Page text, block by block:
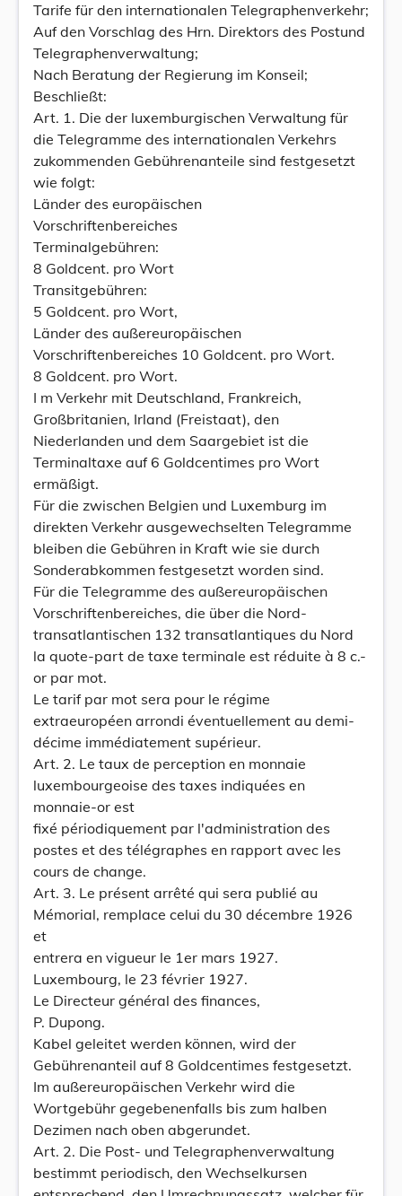
Tarife für den internationalen Telegraphenverkehr;
Auf den Vorschlag des Hrn. Direktors des Postund
Telegraphenverwaltung;
Nach Beratung der Regierung im Konseil;
Beschließt:
Art. 1. Die der luxemburgischen Verwaltung für
die Telegramme des internationalen Verkehrs
zukommenden Gebührenanteile sind festgesetzt
wie folgt:
Länder des europäischen
Vorschriftenbereiches
Terminalgebühren:
8 Goldcent. pro Wort
Transitgebühren:
5 Goldcent. pro Wort,
Länder des außereuropäischen
Vorschriftenbereiches 10 Goldcent. pro Wort.
8 Goldcent. pro Wort.
I m Verkehr mit Deutschland, Frankreich,
Großbritanien, Irland (Freistaat), den
Niederlanden und dem Saargebiet ist die
Terminaltaxe auf 6 Goldcentimes pro Wort
ermäßigt.
Für die zwischen Belgien und Luxemburg im
direkten Verkehr ausgewechselten Telegramme
bleiben die Gebühren in Kraft wie sie durch
Sonderabkommen festgesetzt worden sind.
Für die Telegramme des außereuropäischen
Vorschriftenbereiches, die über die Nord-
transatlantischen 132 transatlantiques du Nord
la quote-part de taxe terminale est réduite à 8 c.-
or par mot.
Le tarif par mot sera pour le régime
extraeuropéen arrondi éventuellement au demi-
décime immédiatement supérieur.
Art. 2. Le taux de perception en monnaie
luxembourgeoise des taxes indiquées en
monnaie-or est
fixé périodiquement par l'administration des
postes et des télégraphes en rapport avec les
cours de change.
Art. 3. Le présent arrêté qui sera publié au
Mémorial, remplace celui du 30 décembre 1926
et
entrera en vigueur le 1er mars 1927.
Luxembourg, le 23 février 1927.
Le Directeur général des finances,
P. Dupong.
Kabel geleitet werden können, wird der
Gebührenanteil auf 8 Goldcentimes festgesetzt.
Im außereuropäischen Verkehr wird die
Wortgebühr gegebenenfalls bis zum halben
Dezimen nach oben abgerundet.
Art. 2. Die Post- und Telegraphenverwaltung
bestimmt periodisch, den Wechselkursen